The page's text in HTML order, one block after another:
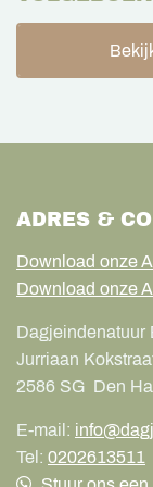
ADRES &
Download onze
Download onze
Dagjeindenatuur
Jurriaan
2586 SG Den
E-mail:
Tel: 0202613511